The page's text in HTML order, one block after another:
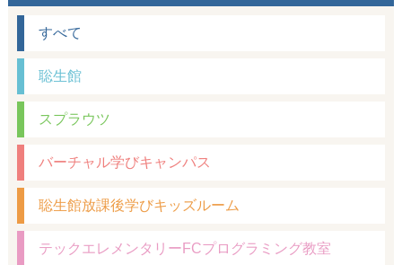
通して、知識の定着だけでなく、「考える力」「対話す
る力」「自ら学ぶ力」を育てます。
また、学びの成果が受験や学力だけでなく、人格や価値
両立しています。
「学びを通して自分を成長させたい」「子どもの可能性
にふれてみてください。
詳しくは、**note特別ブログ『人は学びによって人にな
すべて
聡生館
スプラウツ
バーチャル学びキャンパス
聡生館放課後学びキッズルーム
テックエレメンタリーFCプログラミング教室